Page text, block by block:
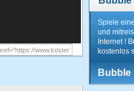
Spiele
und
Internet !
kostenlos
Bubble